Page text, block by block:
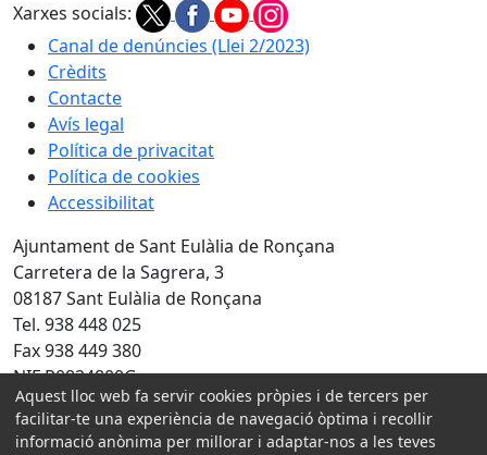
Xarxes socials:
Canal de denúncies (Llei 2/2023)
Crèdits
Contacte
Avís legal
Política de privacitat
Política de cookies
Accessibilitat
Ajuntament de Sant Eulàlia de Ronçana
Carretera de la Sagrera, 3
08187 Sant Eulàlia de Ronçana
Tel. 938 448 025
Fax 938 449 380
NIF P0824800G
Amb la col·laboració de:
Aquest lloc web fa servir cookies pròpies i de tercers per
facilitar-te una experiència de navegació òptima i recollir
informació anònima per millorar i adaptar-nos a les teves